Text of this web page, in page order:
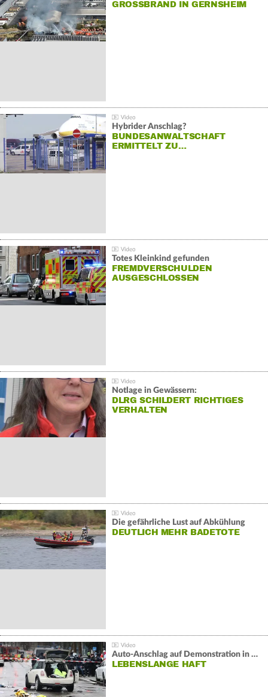
GROSSBRAND IN GERNSHEIM
Hybrider Anschlag?
BUNDESANWALTSCHAFT
ERMITTELT ZU…
Totes Kleinkind gefunden
FREMDVERSCHULDEN
AUSGESCHLOSSEN
Notlage in Gewässern:
DLRG SCHILDERT RICHTIGES
VERHALTEN
Die gefährliche Lust auf Abkühlung
DEUTLICH MEHR BADETOTE
Auto-Anschlag auf Demonstration in München:
LEBENSLANGE HAFT